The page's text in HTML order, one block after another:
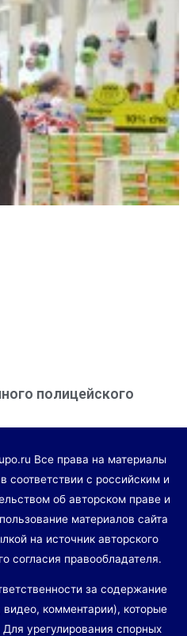
полицейского
Все права на материалы
с российским и
об авторском праве и
материалов сайта
на источник авторского
согласия правообладателя.
за содержание
комментарии), которые
урегулирования спорных